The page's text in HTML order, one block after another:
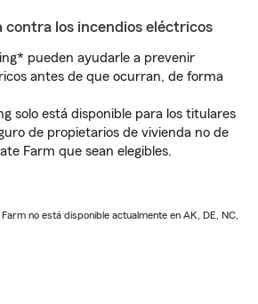
contra los incendios eléctricos
pueden ayudarle a prevenir
antes de que ocurran, de forma
solo está disponible para los titulares
de propietarios de vivienda no de
Farm que sean elegibles.
no está disponible actualmente en AK, DE, NC,